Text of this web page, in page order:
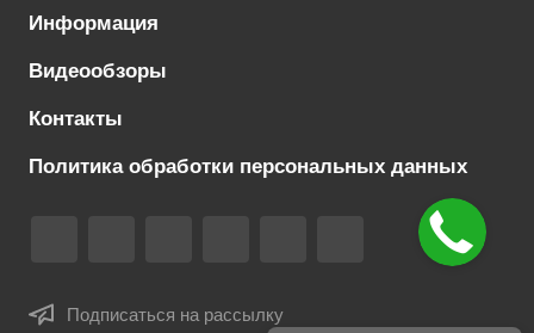
Информация
Видеообзоры
Контакты
Политика обработки персональных данных
Подписаться на рассылку